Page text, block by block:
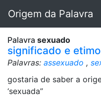
Origem da Palavra
Palavra sexuado
significado e
Palavras: assexuado ,
gostaria de saber a
‘sexuada”